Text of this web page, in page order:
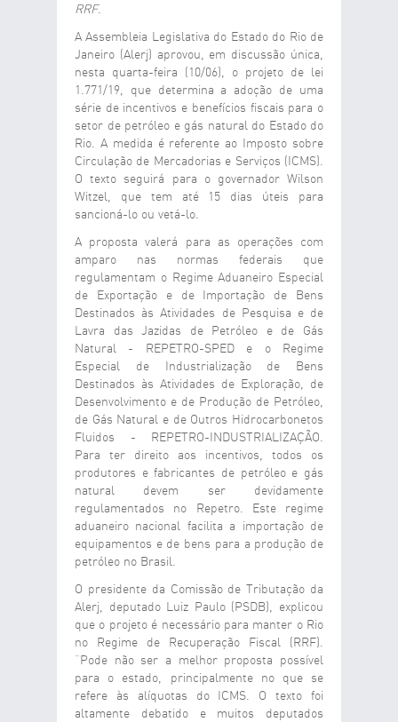
RRF.
A Assembleia Legislativa do Estado do Rio de
Janeiro (Alerj) aprovou, em discussão única,
nesta quarta-feira (10/06), o projeto de lei
1.771/19, que determina a adoção de uma
série de incentivos e benefícios fiscais para o
setor de petróleo e gás natural do Estado do
Rio. A medida é referente ao Imposto sobre
Circulação de Mercadorias e Serviços (ICMS).
O texto seguirá para o governador Wilson
Witzel, que tem até 15 dias úteis para
sancioná-lo ou vetá-lo.
A proposta valerá para as operações com
amparo nas normas federais que
regulamentam o Regime Aduaneiro Especial
de Exportação e de Importação de Bens
Destinados às Atividades de Pesquisa e de
Lavra das Jazidas de Petróleo e de Gás
Natural - REPETRO-SPED e o Regime
Especial de Industrialização de Bens
Destinados às Atividades de Exploração, de
Desenvolvimento e de Produção de Petróleo,
de Gás Natural e de Outros Hidrocarbonetos
Fluidos - REPETRO-INDUSTRIALIZAÇÃO.
Para ter direito aos incentivos, todos os
produtores e fabricantes de petróleo e gás
natural devem ser devidamente
regulamentados no Repetro. Este regime
aduaneiro nacional facilita a importação de
equipamentos e de bens para a produção de
petróleo no Brasil.
O presidente da Comissão de Tributação da
Alerj, deputado Luiz Paulo (PSDB), explicou
que o projeto é necessário para manter o Rio
no Regime de Recuperação Fiscal (RRF).
“Pode não ser a melhor proposta possível
para o estado, principalmente no que se
refere às alíquotas do ICMS. O texto foi
altamente debatido e muitos deputados